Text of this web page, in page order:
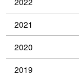
2021
2020
2019